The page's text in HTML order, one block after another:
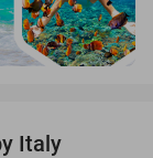
Italy